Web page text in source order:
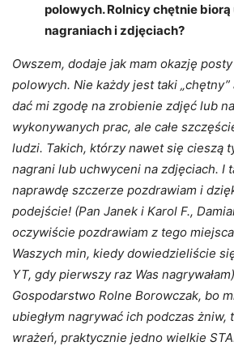
polowych. Rolnicy chętnie biorą
nagraniach i zdjęciach?
Owszem, dodaje jak mam okazję
polowych. Nie każdy jest taki
dać mi zgodę na zrobienie zdjęć lub
wykonywanych prac, ale całe
ludzi. Takich, którzy nawet się cieszą
nagrani lub uchwyceni na zdjęciach. I
naprawdę szczerze pozdrawiam i
podejście! (Pan Janek i Karol F.,
oczywiście pozdrawiam z tego
Waszych min, kiedy dowiedzieliście
YT, gdy pierwszy raz Was
Gospodarstwo Rolne Borowczak, bo
ubiegłym nagrywać ich podczas żniw,
wrażeń, praktycznie jedno wielkie